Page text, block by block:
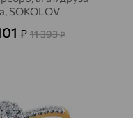
SOKOLOV
₽ 11 393₽